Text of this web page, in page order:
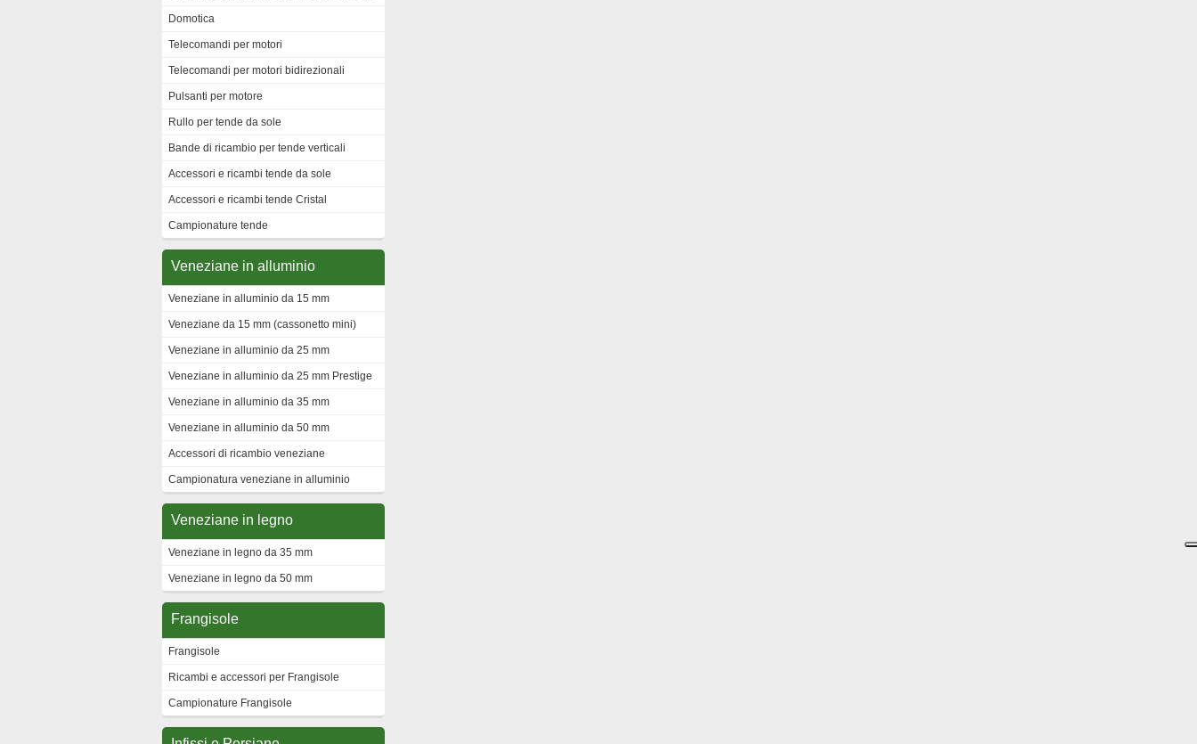
Domotica
Telecomandi per motori
Telecomandi per motori bidirezionali
Pulsanti per motore
Rullo per tende da sole
Bande di ricambio per tende verticali
Accessori e ricambi tende da sole
Accessori e ricambi tende Cristal
Campionature tende
Veneziane in alluminio
Veneziane in alluminio da 15 mm
Veneziane da 15 mm (cassonetto mini)
Veneziane in alluminio da 25 mm
Veneziane in alluminio da 25 mm Prestige
Veneziane in alluminio da 35 mm
Veneziane in alluminio da 50 mm
Accessori di ricambio veneziane
Campionatura veneziane in alluminio
Veneziane in legno
Veneziane in legno da 35 mm
Veneziane in legno da 50 mm
Frangisole
Frangisole
Ricambi e accessori per Frangisole
Campionature Frangisole